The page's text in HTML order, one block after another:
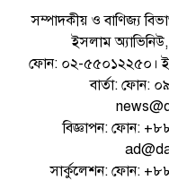
সম্পাদকীয় ও বাণিজ্য
ইসলাম
ফোন: ০২-৫৫০১২২৫০।
বার্তা: ফোন:
বিজ্ঞাপন: ফোন:
সার্কুলেশন: ফোন: